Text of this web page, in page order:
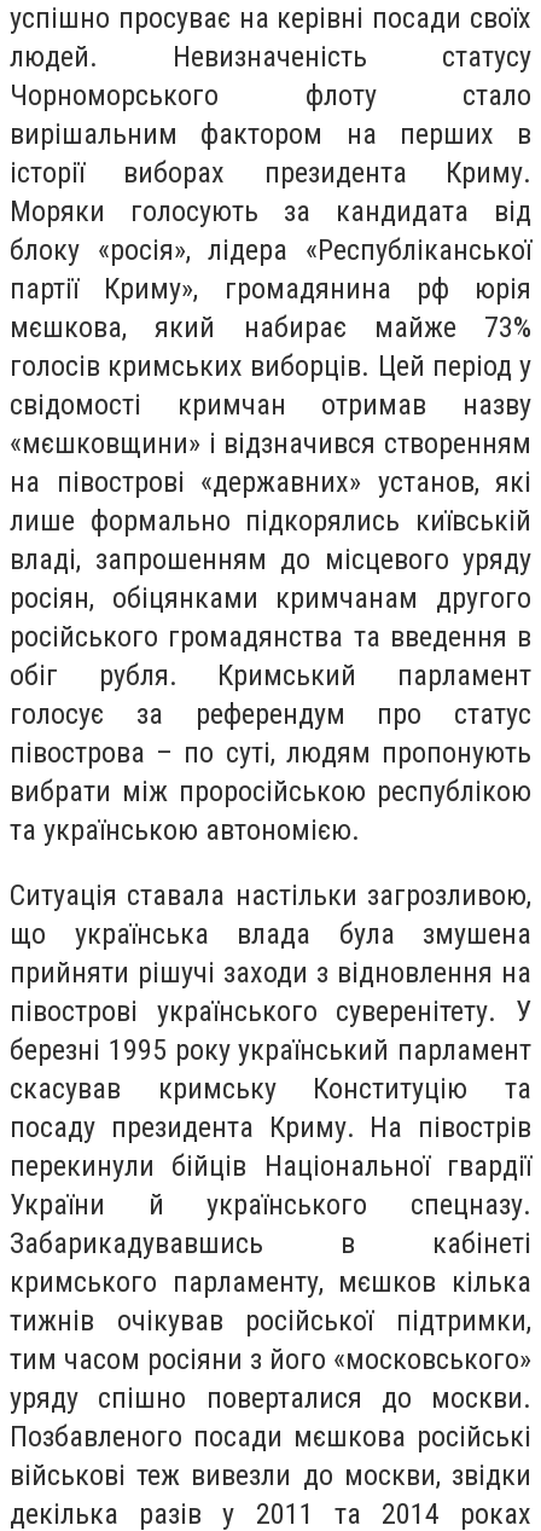
успішно просуває на керівні посади своїх
людей. Невизначеність статусу
Чорноморського флоту стало
вирішальним фактором на перших в
історії виборах президента Криму.
Моряки голосують за кандидата від
блоку «росія», лідера «Республіканської
партії Криму», громадянина рф юрія
мєшкова, який набирає майже 73%
голосів кримських виборців. Цей період у
свідомості кримчан отримав назву
«мєшковщини» і відзначився створенням
на півострові «державних» установ, які
лише формально підкорялись київській
владі, запрошенням до місцевого уряду
росіян, обіцянками кримчанам другого
російського громадянства та введення в
обіг рубля. Кримський парламент
голосує за референдум про статус
півострова – по суті, людям пропонують
вибрати між проросійською республікою
та українською автономією.
Ситуація ставала настільки загрозливою,
що українська влада була змушена
прийняти рішучі заходи з відновлення на
півострові українського суверенітету. У
березні 1995 року український парламент
скасував кримську Конституцію та
посаду президента Криму. На півострів
перекинули бійців Національної гвардії
України й українського спецназу.
Забарикадувавшись в кабінеті
кримського парламенту, мєшков кілька
тижнів очікував російської підтримки,
тим часом росіяни з його «московського»
уряду спішно поверталися до москви.
Позбавленого посади мєшкова російські
військові теж вивезли до москви, звідки
декілька разів у 2011 та 2014 роках